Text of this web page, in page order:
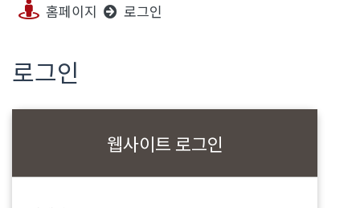
홈페이지 로그인
로그인
웹사이트 로그인